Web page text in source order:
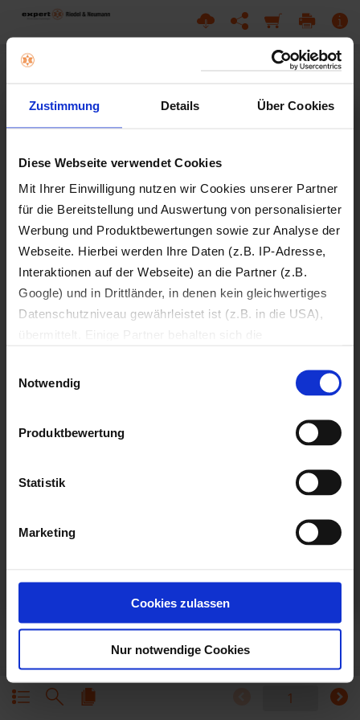
Zustimmung Details Über Cookies
Diese Webseite verwendet Cookies
Mit Ihrer Einwilligung nutzen wir Cookies unserer Partner
für die Bereitstellung und Auswertung von personalisierter
Werbung und Produktbewertungen sowie zur Analyse der
Webseite. Hierbei werden Ihre Daten (z.B. IP-Adresse,
Interaktionen auf der Webseite) an die Partner (z.B.
Google) und in Drittländer, in denen kein gleichwertiges
Datenschutzniveau gewährleistet ist (z.B. in die USA),
(z.B. zur Bereitstellung von personalisierter Werbung von
. Dort können Sie Ihre Einwilligung jederzeit mit Wirkung
Notwendig
Produktbewertung
Statistik
Marketing
Cookies zulassen
Nur notwendige Cookies
1